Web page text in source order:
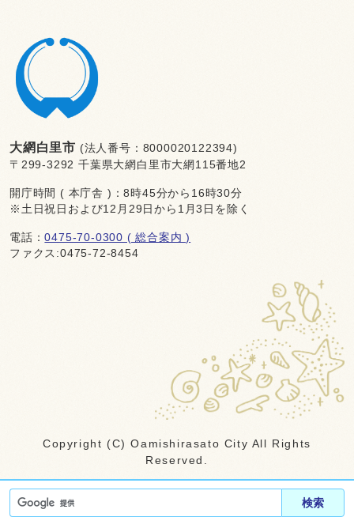
検索
大網白里市 (法人番号：8000020122394)
〒299-3292 千葉県大網白里市大網115番地2
開庁時間 ( 本庁舎 )：8時45分から16時30分
※土日祝日および12月29日から1月3日を除く
電話：0475-70-0300 ( 総合案内 )
ファクス:0475-72-8454
Copyright (C) Oamishirasato City All Rights
Reserved.